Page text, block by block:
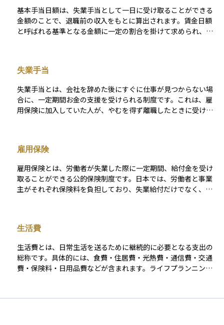
基本手当日額は、失業手当として一日に受け取ることができる
金額のことで、退職前の収入をもとに算出されます。賃金日額
と呼ばれる基準となる金額に一定の割合を掛けて求められ、年
る失業期間をどのように乗り切るかを考えるうえで重要な指標
となり、生活費の確保や投資の継続性を見極めるための判断材
料になります。
失業手当
失業手当とは、会社を辞めた後にすぐに仕事が見つからない場
合に、一定期間お金の支援を受けられる制度です。これは、雇
用保険に加入していた人が、やむを得ず離職したときに受け取
真剣に行っていることが支給の条件にもなっています。資産運
用においては、失業というリスクを考慮して、万が一に備えて
生活費を確保しておくことの大切さを考える上で関係してくる
概念です。
雇用保険
雇用保険とは、労働者が失業した際に一定期間、給付金を受け
取ることができる公的保険制度です。日本では、労働者と事業
主がそれぞれ保険料を負担しており、失業給付だけでなく、教
係にあります。雇用の安定を図るとともに、労働市場のセーフ
ティネットとして重要な位置を占めています。
生活費
生活費とは、日常生活を送るために継続的に必要となる支出の
総称です。具体的には、食費・住居費・光熱費・通信費・交通
費・保険料・日用品費などが含まれます。ライフプランニング
一般的です。固定費には家賃や住宅ローン、保険料、通信費な